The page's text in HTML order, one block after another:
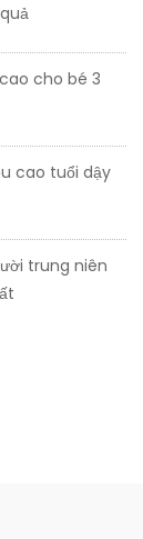
cho bé 3
cao tuổi dậy
trung niên